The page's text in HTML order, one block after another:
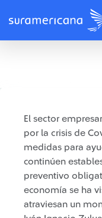
El sector
por la crisis de
medidas para
continúen
preventivo
economía se ha
atraviesan un